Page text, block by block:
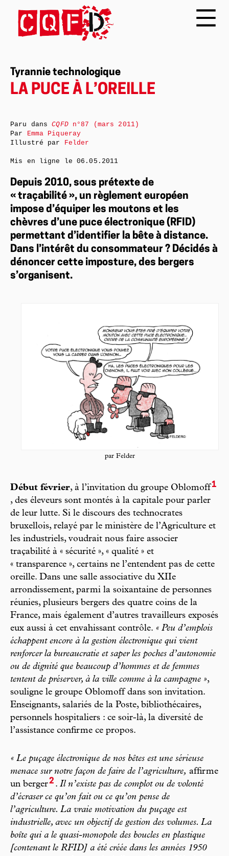
Tyrannie technologique
LA PUCE À L’OREILLE
Depuis 2010, sous prétexte de
« traçabilité », un règlement européen
impose d’équiper les moutons et les
chèvres d’une puce électronique (RFID)
permettant d’identifier la bête à distance.
Dans l’intérêt du consommateur ? Décidés à
dénoncer cette imposture, des bergers
s’organisent.
par Felder
Début février, à l’invitation du groupe Oblomoff1
, des éleveurs sont montés à la capitale pour parler
de leur lutte. Si le discours des technocrates
bruxellois, relayé par le ministère de l’Agriculture et
les industriels, voudrait nous faire associer
traçabilité à « sécurité », « qualité » et
« transparence », certains ne l’entendent pas de cette
oreille. Dans une salle associative du XIIe
arrondissement, parmi la soixantaine de personnes
réunies, plusieurs bergers des quatre coins de la
France, mais également d’autres travailleurs exposés
eux aussi à cet envahissant contrôle. « Peu d’emplois
échappent encore à la gestion électronique qui vient
renforcer la bureaucratie et saper les poches d’autonomie
ou de dignité que beaucoup d’hommes et de femmes
tentent de préserver, à la ville comme à la campagne »,
souligne le groupe Oblomoff dans son invitation.
Enseignants, salariés de la Poste, bibliothécaires,
personnels hospitaliers : ce soir-là, la diversité de
l’assistance confirme ce propos.
« Le puçage électronique de nos bêtes est une sérieuse
menace sur notre façon de faire de l’agriculture, affirme
un berger2 . Il n’existe pas de complot ou de volonté
d’écraser ce qu’on fait ou ce qu’on pense de
l’agriculture. La vraie motivation du puçage est
industrielle, avec un objectif de gestion des volumes. La
boîte qui a le quasi-monopole des boucles en plastique
[contenant le RFID] a été créée dans les années 1950
Paru dansCQFDn°87 (mars 2011)
Par Emma Piqueray
Illustré par Felder
Mis en ligne le06.05.2011